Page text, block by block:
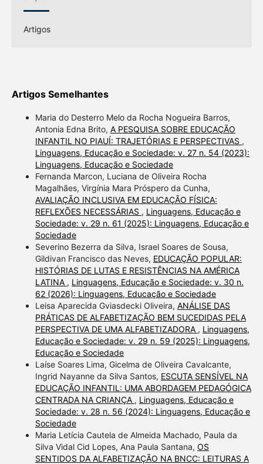
Artigos
Artigos Semelhantes
Maria do Desterro Melo da Rocha Nogueira Barros,
Antonia Edna Brito, A PESQUISA SOBRE EDUCAÇÃO
INFANTIL NO PIAUÍ: TRAJETÓRIAS E PERSPECTIVAS ,
Linguagens, Educação e Sociedade: v. 27 n. 54 (2023):
Linguagens, Educação e Sociedade
Fernanda Marcon, Luciana de Oliveira Rocha
Magalhães, Virgínia Mara Próspero da Cunha,
AVALIAÇÃO INCLUSIVA EM EDUCAÇÃO FÍSICA:
REFLEXÕES NECESSÁRIAS , Linguagens, Educação e
Sociedade: v. 29 n. 61 (2025): Linguagens, Educação e
Sociedade
Severino Bezerra da Silva, Israel Soares de Sousa,
Gildivan Francisco das Neves, EDUCAÇÃO POPULAR:
HISTÓRIAS DE LUTAS E RESISTÊNCIAS NA AMÉRICA
LATINA , Linguagens, Educação e Sociedade: v. 30 n.
62 (2026): Linguagens, Educação e Sociedade
Leisa Aparecida Gviasdecki Oliveira, ANÁLISE DAS
PRÁTICAS DE ALFABETIZAÇÃO BEM SUCEDIDAS PELA
PERSPECTIVA DE UMA ALFABETIZADORA , Linguagens,
Educação e Sociedade: v. 29 n. 59 (2025): Linguagens,
Educação e Sociedade
Laíse Soares Lima, Gicelma de Oliveira Cavalcante,
Ingrid Nayanne da Silva Santos, ESCUTA SENSÍVEL NA
EDUCAÇÃO INFANTIL: UMA ABORDAGEM PEDAGÓGICA
CENTRADA NA CRIANÇA , Linguagens, Educação e
Sociedade: v. 28 n. 56 (2024): Linguagens, Educação e
Sociedade
Maria Letícia Cautela de Almeida Machado, Paula da
Silva Vidal Cid Lopes, Ana Paula Santana, OS
SENTIDOS DA ALFABETIZAÇÃO NA BNCC: LEITURAS A